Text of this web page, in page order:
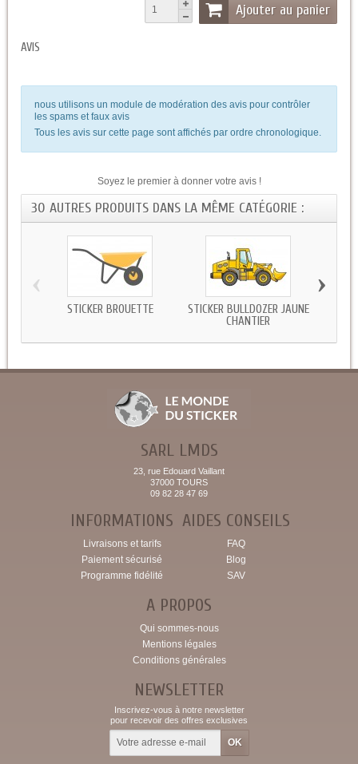
Ajouter au panier
AVIS
nous utilisons un module de modération des avis pour contrôler
les spams et faux avis
Tous les avis sur cette page sont affichés par ordre chronologique.
Soyez le premier à donner votre avis !
30 AUTRES PRODUITS DANS LA MÊME CATÉGORIE :
STICKER BROUETTE
STICKER BULLDOZER JAUNE
CHANTIER
‹ ›
SARL LMDS
23, rue Edouard Vaillant
37000 TOURS
09 82 28 47 69
INFORMATIONS
Livraisons et tarifs
Paiement sécurisé
Programme fidélité
AIDES CONSEILS
FAQ
Blog
SAV
A PROPOS
Qui sommes-nous
Mentions légales
Conditions générales
NEWSLETTER
Inscrivez-vous à notre newsletter
pour recevoir des offres exclusives